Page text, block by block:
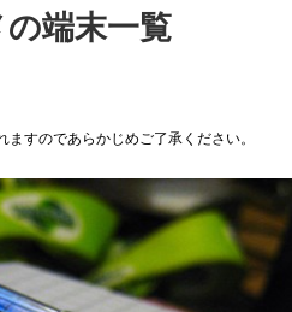
端末一覧
すのであらかじめご了承ください。